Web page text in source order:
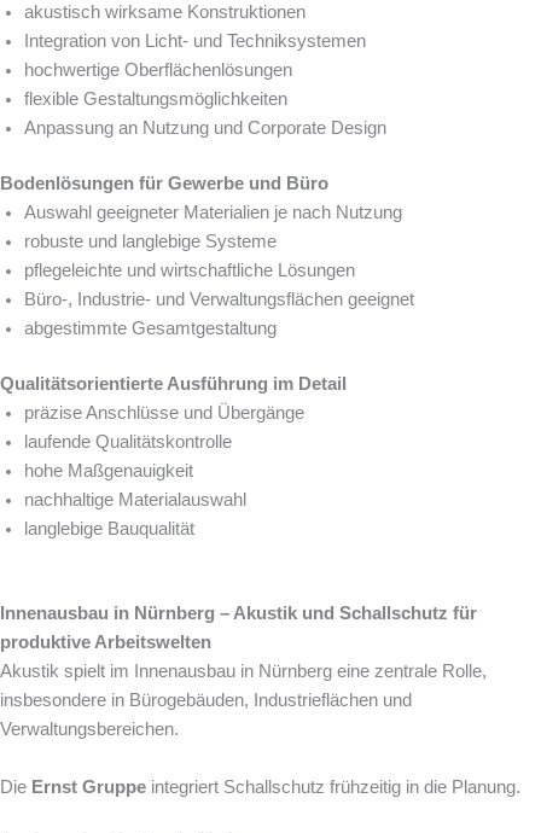
akustisch wirksame Konstruktionen
Integration von Licht- und Techniksystemen
hochwertige Oberflächenlösungen
flexible Gestaltungsmöglichkeiten
Anpassung an Nutzung und Corporate Design
Bodenlösungen für Gewerbe und Büro
Auswahl geeigneter Materialien je nach Nutzung
robuste und langlebige Systeme
pflegeleichte und wirtschaftliche Lösungen
Büro-, Industrie- und Verwaltungsflächen geeignet
abgestimmte Gesamtgestaltung
Qualitätsorientierte Ausführung im Detail
präzise Anschlüsse und Übergänge
laufende Qualitätskontrolle
hohe Maßgenauigkeit
nachhaltige Materialauswahl
langlebige Bauqualität
Innenausbau in Nürnberg – Akustik und Schallschutz für
produktive Arbeitswelten
Akustik spielt im Innenausbau in Nürnberg eine zentrale Rolle,
insbesondere in Bürogebäuden, Industrieflächen und
Verwaltungsbereichen.
Die Ernst Gruppe integriert Schallschutz frühzeitig in die Planung.